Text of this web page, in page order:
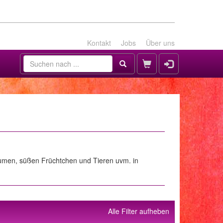
Kontakt Jobs Über uns
süßen Früchtchen und Tieren uvm. in
Alle Filter aufheben